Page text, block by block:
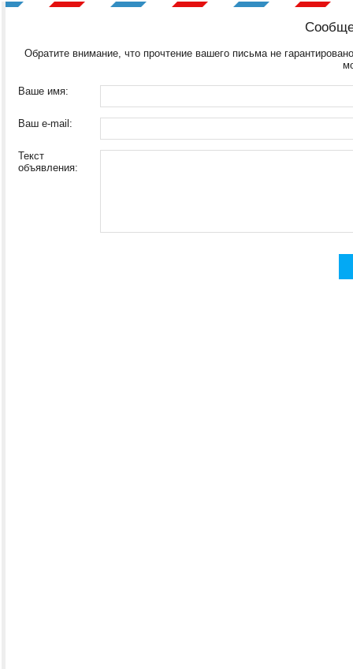
Обратите внимание, что прочтение вашего письма не
Ваше имя:
Ваш e-mail:
Текст
объявления: